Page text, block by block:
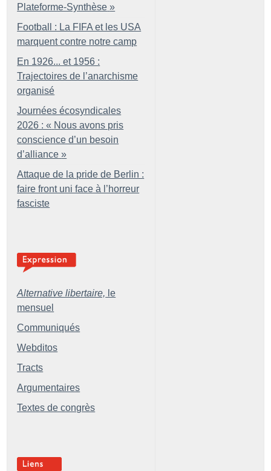
Plateforme-Synthèse »
Football : La FIFA et les USA
marquent contre notre camp
En 1926... et 1956 :
Trajectoires de l’anarchisme
organisé
Journées écosyndicales
2026 : « Nous avons pris
conscience d’un besoin
d’alliance »
Attaque de la pride de Berlin :
faire front uni face à l’horreur
fasciste
Alternative libertaire, le
mensuel
Communiqués
Webditos
Tracts
Argumentaires
Textes de congrès